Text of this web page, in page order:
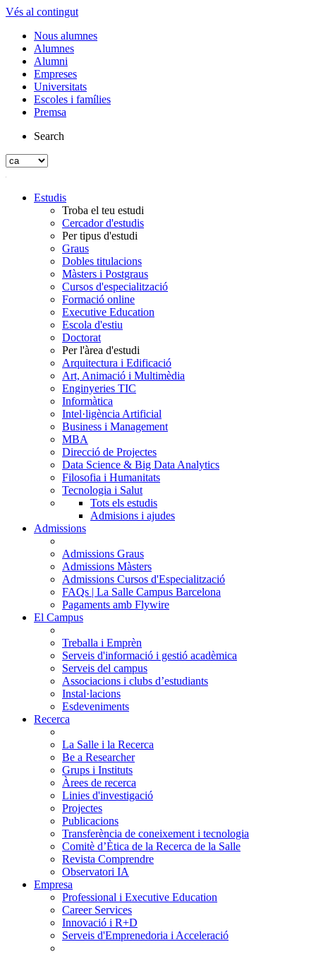
Vés al contingut
Nous alumnes
Alumnes
Alumni
Empreses
Universitats
Escoles i famílies
Premsa
Search
Estudis
Troba el teu estudi
Cercador d'estudis
Per tipus d'estudi
Graus
Dobles titulacions
Màsters i Postgraus
Cursos d'especialització
Formació online
Executive Education
Escola d'estiu
Doctorat
Per l'àrea d'estudi
Arquitectura i Edificació
Art, Animació i Multimèdia
Enginyeries TIC
Informàtica
Intel·ligència Artificial
Business i Management
MBA
Direcció de Projectes
Data Science & Big Data Analytics
Filosofia i Humanitats
Tecnologia i Salut
Tots els estudis
Admisions i ajudes
Admissions
Admissions Graus
Admissions Màsters
Admissions Cursos d'Especialització
FAQs | La Salle Campus Barcelona
Pagaments amb Flywire
El Campus
Treballa i Emprèn
Serveis d'informació i gestió acadèmica
Serveis del campus
Associacions i clubs d’estudiants
Instal·lacions
Esdeveniments
Recerca
La Salle i la Recerca
Be a Researcher
Grups i Instituts
Àrees de recerca
Linies d'investigació
Projectes
Publicacions
Transferència de coneixement i tecnologia
Comitè d’Ètica de la Recerca de la Salle
Revista Comprendre
Observatori IA
Empresa
Professional i Executive Education
Career Services
Innovació i R+D
Serveis d'Emprenedoria i Acceleració